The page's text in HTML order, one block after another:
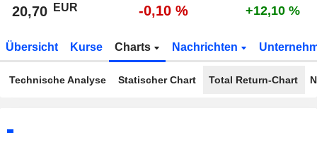
20,70 EUR -0,10 % +12,10 %
Übersicht Kurse Charts Nachrichten
Technische Analyse Statischer Chart Total Return-Chart